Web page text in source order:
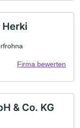
Firma bewerten
& Co. KG